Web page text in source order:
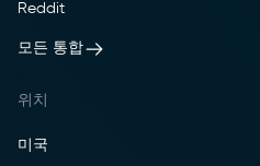
Reddit
모든 통합
위치
미국